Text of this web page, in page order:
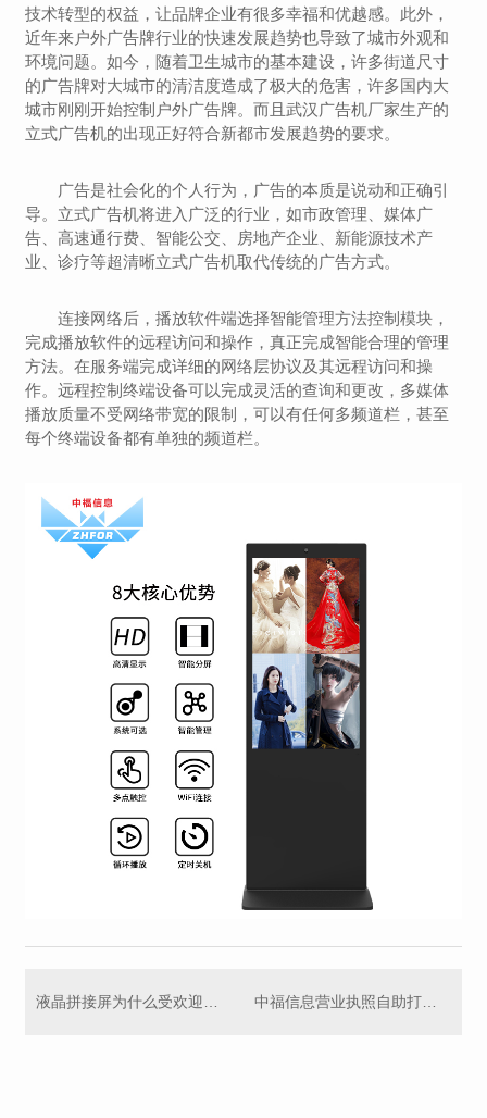
技术转型的权益，让品牌企业有很多幸福和优越感。此外，
近年来户外广告牌行业的快速发展趋势也导致了城市外观和
环境问题。如今，随着卫生城市的基本建设，许多街道尺寸
的广告牌对大城市的清洁度造成了极大的危害，许多国内大
城市刚刚开始控制户外广告牌。而且武汉广告机厂家生产的
立式广告机的出现正好符合新都市发展趋势的要求。
广告是社会化的个人行为，广告的本质是说动和正确引
导。立式广告机将进入广泛的行业，如市政管理、媒体广
告、高速通行费、智能公交、房地产企业、新能源技术产
业、诊疗等超清晰立式广告机取代传统的广告方式。
连接网络后，播放软件端选择智能管理方法控制模块，
完成播放软件的远程访问和操作，真正完成智能合理的管理
方法。在服务端完成详细的网络层协议及其远程访问和操
作。远程控制终端设备可以完成灵活的查询和更改，多媒体
播放质量不受网络带宽的限制，可以有任何多频道栏，甚至
每个终端设备都有单独的频道栏。
液晶拼接屏为什么受欢迎，有什么优点？深圳拼接屏厂家告诉您 中福信息营业执照自助打印机：刷脸领证，工商办事真便捷！